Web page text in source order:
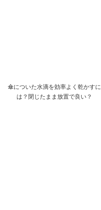
傘についた水滴を効率よく乾かすに
は？閉じたまま放置で良い？